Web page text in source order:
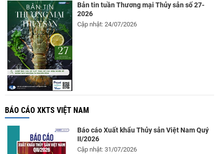
Bản tin tuần Thương mại Thủy sản số 27-
2026
Cập nhật: 24/07/2026
BÁO CÁO XKTS VIỆT NAM
Báo cáo Xuất khẩu Thủy sản Việt Nam Quý
II/2026
Cập nhật: 31/07/2026